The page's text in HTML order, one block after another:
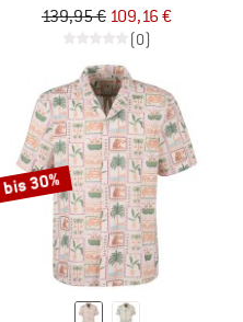
139,95 € 109,16 €
(0)
bis 30%